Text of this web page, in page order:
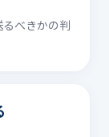
べきかの判